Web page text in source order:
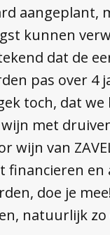
aangeplant,
kunnen
dat de
pas over 4
toch, dat
met
wijn van
financieren en
doe je
natuurlijk